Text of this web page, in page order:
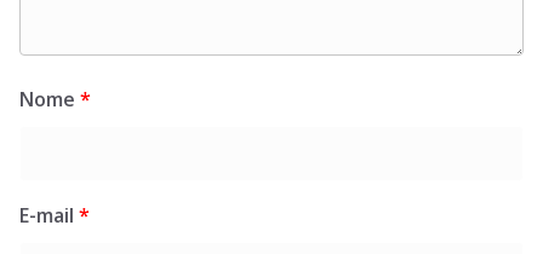
Nome *
E-mail *